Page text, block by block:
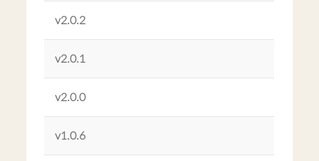
v2.0.2
v2.0.1
v2.0.0
v1.0.6